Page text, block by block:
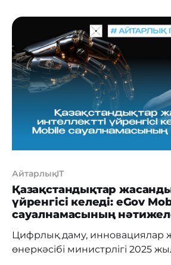
Жаңа нормалар 2025 жылдың
бастап күшіне енді. Сонымен қатар, жеке
деректерді заңсыз жинау,
қорғау шараларын сақтамау
АйтарлықIT
Қазақстандықтар
үйренгісі келеді: eGov
сауалнамасының
Цифрлық даму, инновациялар
өнеркәсібі министрлігі 2025